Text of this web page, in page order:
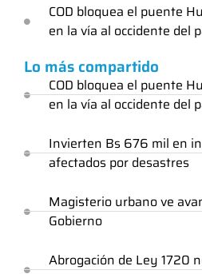
COD bloquea el puente
en la vía al occidente del
Lo más compartido
COD bloquea el puente
en la vía al occidente del
Invierten Bs 676 mil en
afectados por desastres
Magisterio urbano ve
Gobierno
Abrogación de Ley 1720